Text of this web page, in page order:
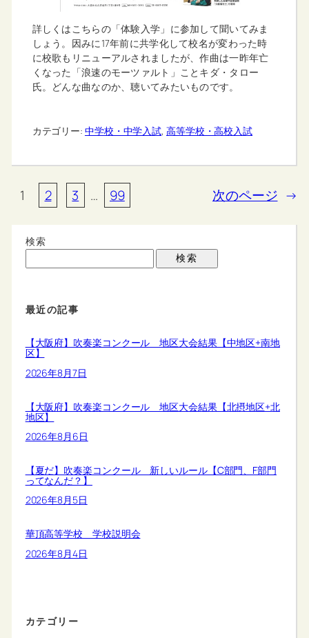
詳しくはこちらの「体験入学」に参加して聞いてみま
しょう。因みに17年前に共学化して校名が変わった時
に校歌もリニューアルされましたが、作曲は一昨年亡
くなった「浪速のモーツァルト」ことキダ・タロー
氏。どんな曲なのか、聴いてみたいものです。
カテゴリー: 中学校・中学入試, 高等学校・高校入試
1 2 3 … 99 次のページ →
検索
検索
最近の記事
【大阪府】吹奏楽コンクール 地区大会結果【中地区+南地
区】
2026年8月7日
【大阪府】吹奏楽コンクール 地区大会結果【北摂地区+北
地区】
2026年8月6日
【夏だ】吹奏楽コンクール 新しいルール【C部門、F部門
ってなんだ？】
2026年8月5日
華頂高等学校 学校説明会
2026年8月4日
カテゴリー